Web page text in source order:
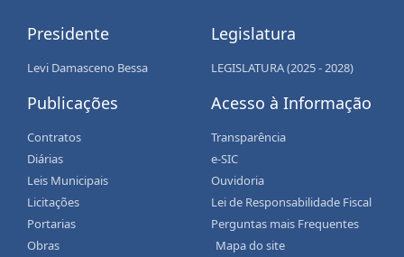
Presidente
Levi Damasceno Bessa
Publicações
Contratos
Diárias
Leis Municipais
Licitações
Portarias
Obras
Legislatura
LEGISLATURA (2025 - 2028)
Acesso à Informação
Transparência
e-SIC
Ouvidoria
Lei de Responsabilidade Fiscal
Perguntas mais Frequentes
Mapa do site